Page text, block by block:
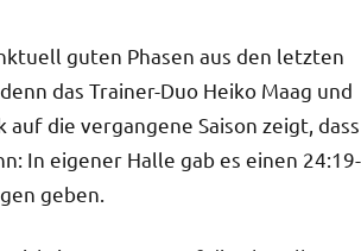
guten Phasen aus den letzten
das Trainer-Duo Heiko Maag und
die vergangene Saison zeigt,
In eigener Halle gab es einen 24:19-
geben.